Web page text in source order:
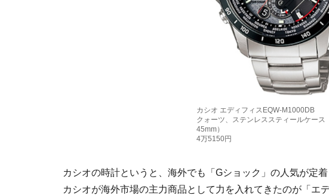
カシオ エディフィスEQW-M1000DB
クォーツ、ステンレススティールケース
45mm）
4万5150円
カシオの時計というと、海外でも「Gショック」の人気が定
カシオが海外市場の主力商品として力を入れてきたのが「エ